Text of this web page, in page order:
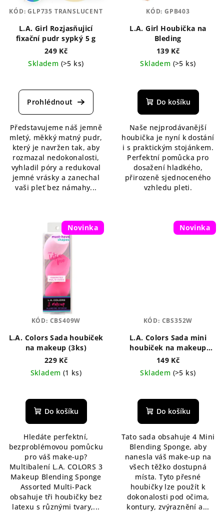
L.A. Girl Rozjasňujicí
fixační pudr sypký 5 g
249 Kč
Skladem (>5 ks)
hodnocení
produktu
z
5
hvězdiček.
Představujeme náš jemně
mletý, měkký matný pudr,
který je navržen tak, aby
rozmazal nedokonalosti,
vyhladil póry a redukoval
jemné vrásky a zanechal
vaši pleť bez námahy...
KÓD:GLP735 TRANSLUCENT
L.A. Girl Houbička na
Bleding
139 Kč
Skladem (>5 ks)
hodnocení
produktu
z
5
hvězdiček.
Do košíku
Naše nejprodávanější
houbička je nyní k dostání
i s praktickým stojánkem.
Perfektní pomůcka pro
dosažení hladkého,
přirozeně sjednoceného
vzhledu pleti.
KÓD:GPB403
Novinka
L.A. Colors Sada houbiček
na makeup (3ks)
229 Kč
Skladem (1 ks)
hodnocení
produktu
z
5
hvězdiček.
Do košíku
Hledáte perfektní,
bezproblémovou pomůcku
pro váš make-up?
Multibalení L.A. COLORS 3
Makeup Blending Sponge
Assorted Multi-Pack
obsahuje tři houbičky bez
latexu s různými tvary,...
KÓD: CBS409W
Novinka
L.A. Colors Sada mini
houbiček na makeup
(4ks)
149 Kč
Skladem (>5 ks)
Do košíku
Tato sada obsahuje 4 Mini
Blending Sponge, aby
nanesla váš make-up na
všech těžko dostupná
místa. Tyto přesné
houbičky lze použít k
dokonalosti pod očima,
kontury, zvýraznění a...
KÓD: CBS352W